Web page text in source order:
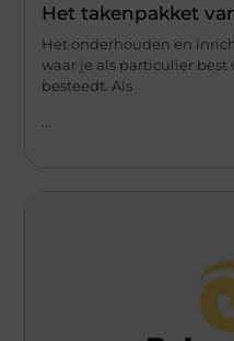
Het takenpakket
Het onderhouden en
waar je als particulier
besteedt. Als